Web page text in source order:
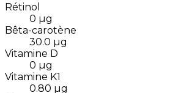
Rétinol
0 µg
Bêta-carotène
30.0 µg
Vitamine D
0 µg
Vitamine K1
0.80 µg